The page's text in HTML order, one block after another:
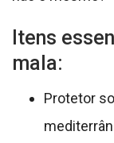
Itens
mala:
Protetor